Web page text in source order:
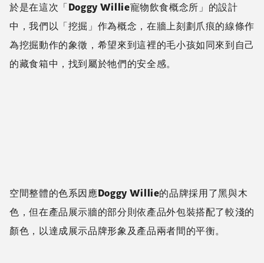
於是在這次「Doggy Willie寵物飲食概念所」的設計
中，我們以「挖掘」作為概念，在牆上刻劃爪痕的線條作
為挖掘動作的象徵，希望來到這裡的毛小孩如同來到自己
的藏食箱中，找到屬於牠們的安全感。